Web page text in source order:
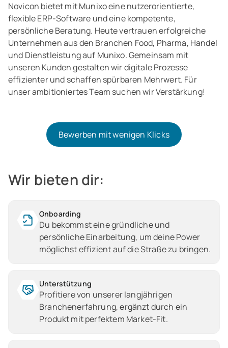
Novicon bietet mit Munixo eine nutzerorientierte,
flexible ERP-Software und eine kompetente,
persönliche Beratung. Heute vertrauen erfolgreiche
Unternehmen aus den Branchen Food, Pharma, Handel
und Dienstleistung auf Munixo. Gemeinsam mit
unseren Kunden gestalten wir digitale Prozesse
effizienter und schaffen spürbaren Mehrwert. Für
unser ambitioniertes Team suchen wir Verstärkung!
Bewerben mit wenigen Klicks
Wir bieten dir:
Onboarding
Du bekommst eine gründliche und
persönliche Einarbeitung, um deine Power
möglichst effizient auf die Straße zu bringen.
Unterstützung
Profitiere von unserer langjährigen
Branchenerfahrung, ergänzt durch ein
Produkt mit perfektem Market-Fit.